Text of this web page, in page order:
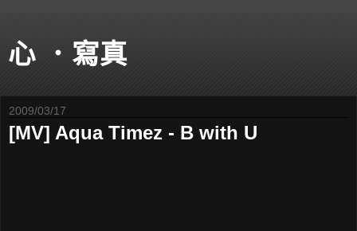
心 ．寫真
2009/03/17
[MV] Aqua Timez - B with U